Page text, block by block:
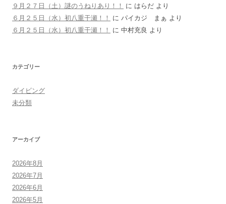
９月２７日（土）謎のうねりあり！！ に はらだ より
６月２５日（水）初八重干瀬！！
に パイカジ まぁ より
６月２５日（水）初八重干瀬！！
に 中村充良 より
カテゴリー
ダイビング
未分類
アーカイブ
2026年8月
2026年7月
2026年6月
2026年5月